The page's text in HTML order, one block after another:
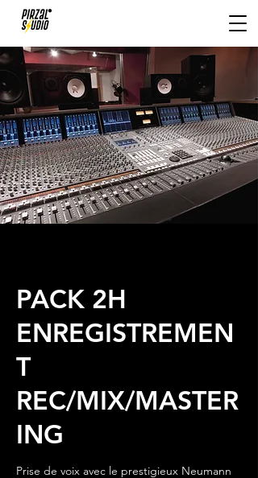
PACK 2H
ENREGISTREMEN
T
REC/MIX/MASTER
ING
Prise de voix avec le prestigieux Neumann